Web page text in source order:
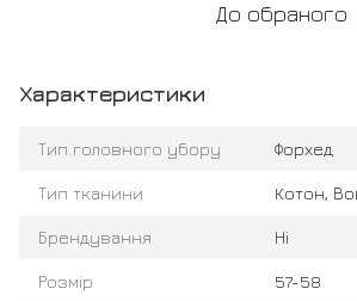
До обраного
Характеристики
Тип головного убору Форхед
Тип тканини Котон,
Брендування Ні
Розмір 57-58